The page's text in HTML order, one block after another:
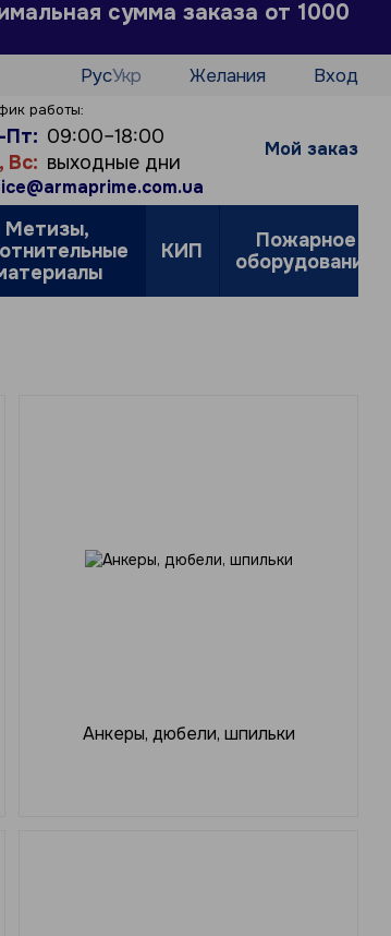
сумма заказа от 1000
РусУкр Желания Вход
работы:
Пт: 09:00–18:00
Вс: выходные дни
Мой заказ
Метизы,
КИП
Пожарное
оборудование
Анкеры, дюбели, шпильки